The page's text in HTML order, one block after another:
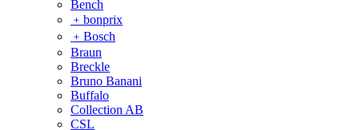
Bench
﹢ bonprix
﹢ Bosch
Braun
Breckle
Bruno Banani
Buffalo
Collection AB
CSL